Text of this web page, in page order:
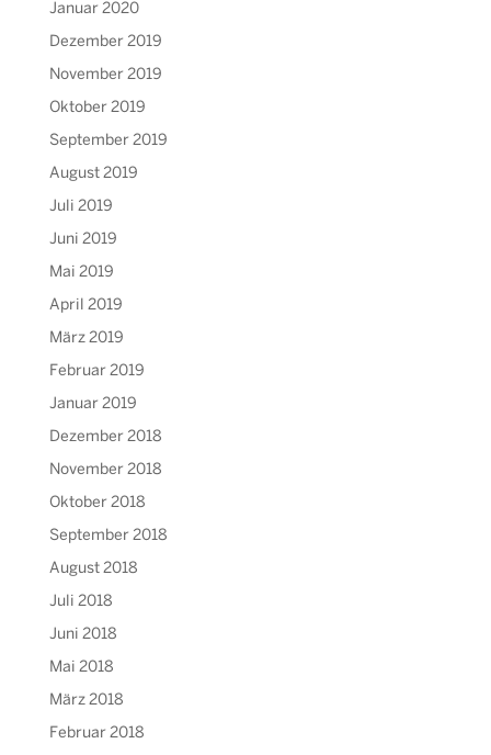
Januar 2020
Dezember 2019
November 2019
Oktober 2019
September 2019
August 2019
Juli 2019
Juni 2019
Mai 2019
April 2019
März 2019
Februar 2019
Januar 2019
Dezember 2018
November 2018
Oktober 2018
September 2018
August 2018
Juli 2018
Juni 2018
Mai 2018
März 2018
Februar 2018